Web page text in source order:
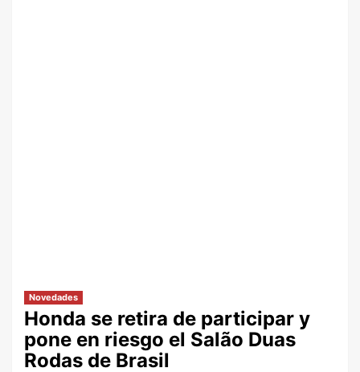
Novedades
Honda se retira de participar y
pone en riesgo el Salão Duas
Rodas de Brasil